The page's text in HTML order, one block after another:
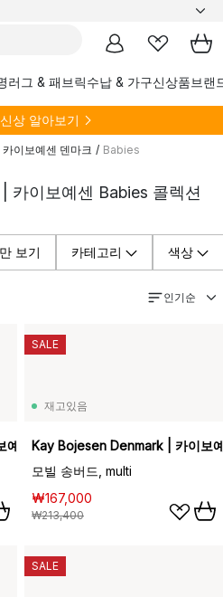
러그 & 패브릭수납 & 가구신상품브랜
상 알아보기
이보예센 덴마크 / Babies
카이보예센 Babies 콜렉션
보기 카테고리 색상
인기순
예센 덴마크
재고있음
Kay Bojesen Denmark | 카이보
모빌 송버드, multi
₩167,000
₩213,400
SALE
SALE